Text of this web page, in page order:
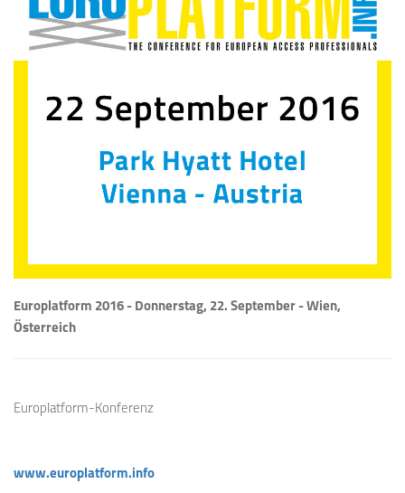
Europlatform 2016 - Donnerstag, 22. September - Wien,
Österreich
Europlatform-Konferenz
www.europlatform.info​